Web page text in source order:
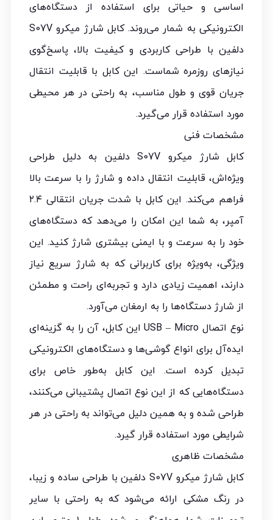
اساسی و حیاتی برای استفاده از دستگاه‌های
الکترونیکی به شمار می‌روند. کابل شارژ میکرو S07V
دلفین با طراحی کاربردی و کیفیت بالا، پاسخ‌گوی
نیازهای روزمره شماست. این کابل با قابلیت انتقال
جریان قوی و طول مناسب، به راحتی در هر محیطی
مورد استفاده قرار می‌گیرد.
مشخصات فنی
کابل شارژ میکرو S07V دلفین به دلیل طراحی
ویژه‌اش، قابلیت انتقال داده و شارژ را با سرعت بالا
فراهم می‌کند. این کابل با شدت جریان انتقالی ۲.۴
آمپر، به شما این امکان را می‌دهد که دستگاه‌های
خود را به سرعت و با ایمنی بیشتری شارژ کنید. این
ویژگی، به‌ویژه برای کاربرانی که به شارژ سریع نیاز
دارند، اهمیت زیادی دارد و تجربه‌ای راحت و مطمئن
از شارژ دستگاه‌ها را به ارمغان می‌آورد.
نوع اتصال USB – Micro این کابل، آن را به گزینه‌ای
ایده‌آل برای انواع گوشی‌ها و دستگاه‌های الکترونیکی
تبدیل کرده است. این کابل به‌طور خاص برای
دستگاه‌هایی که از این نوع اتصال پشتیبانی می‌کنند،
طراحی شده و به همین دلیل می‌تواند به راحتی در هر
شرایطی مورد استفاده قرار گیرد.
مشخصات ظاهری
کابل شارژ میکرو S07V دلفین با طراحی ساده و زیبا،
در رنگ مشکی ارائه می‌شود که به راحتی با سایر